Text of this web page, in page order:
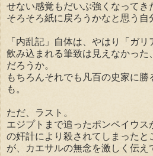
せない感覚もだいぶ強くなってき
そろそろ紙に戻ろうかなと思う自
「内乱記」自体は、やはり「ガ
飲み込まれる筆致は見えなかった
だろうか。
もちろんそれでも凡百の史家に
も。
ただ、ラスト。
エジプトまで追ったポンペイウス
の奸計により殺されてしまったと
が、カエサルの無念を激しく伝